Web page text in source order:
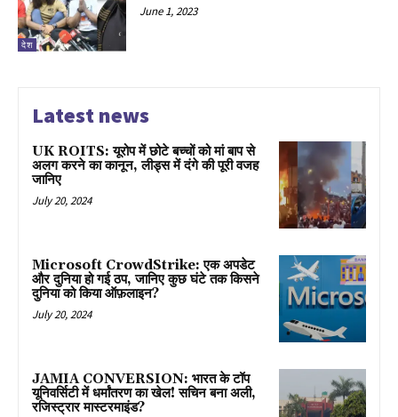
देश
June 1, 2023
Latest news
UK ROITS: यूरोप में छोटे बच्चों को मां बाप से
अलग करने का कानून, लीड्स में दंगे की पूरी वजह
जानिए
July 20, 2024
Microsoft CrowdStrike: एक अपडेट
और दुनिया हो गई ठप, जानिए कुछ घंटे तक किसने
दुनिया को किया ऑफ़लाइन?
July 20, 2024
JAMIA CONVERSION: भारत के टॉप
यूनिवर्सिटी में धर्मांतरण का खेल! सचिन बना अली,
रजिस्ट्रार मास्टरमाइंड?